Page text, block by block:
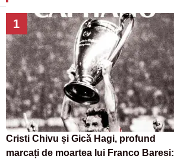
1
Cristi Chivu și Gică Hagi, profund
marcați de moartea lui Franco Baresi: